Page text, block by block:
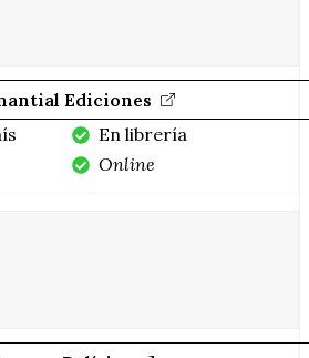
Ediciones
En librería
Online